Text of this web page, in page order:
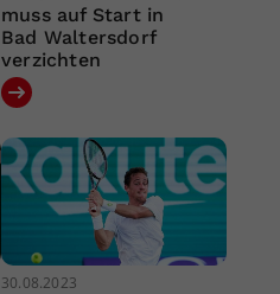
muss auf Start in
Bad Waltersdorf
verzichten
30.08.2023